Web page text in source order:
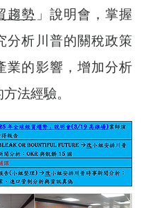
趨勢 」說明會，掌握
分析川普的關稅政策
業的影響，增加分析
法經驗。